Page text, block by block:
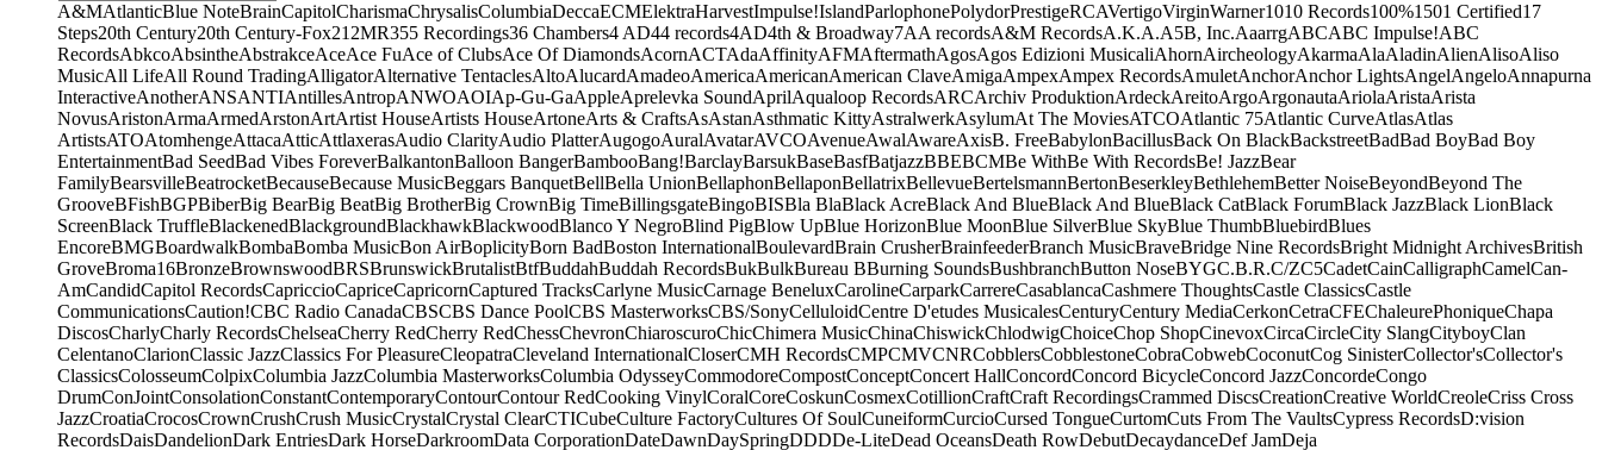
A&MAtlanticBlue NoteBrainCapitolCharismaChrysalisColumbiaDeccaECMElektraHarvestImpulse!IslandParlophonePolydorPrestigeRCAVertigoVirginWarner1010 Records100%1501 Certified17
Steps20th Century20th Century-Fox21 2MR355 Recordings36 Chambers4 AD44 records4AD4th & Broadway7AA recordsA&M RecordsA.K.A.A5B, Inc.AaarrgABCABC Impulse!ABC
RecordsAbkcoAbsintheAbstrakceAceAce FuAce of ClubsAce Of DiamondsAcornACTAdaAffinityAFMAftermathAgosAgos Edizioni MusicaliAhornAircheologyAkarmaAlaAladinAlienAlisoAliso
MusicAll LifeAll Round TradingAlligatorAlternative TentaclesAltoAlucardAmadeoAmericaAmericanAmerican ClaveAmigaAmpexAmpex RecordsAmuletAnchorAnchor LightsAngelAngeloAnnapurna
InteractiveAnotherANSANTIAntillesAntropANWOAOIAp-Gu-GaAppleAprelevka SoundAprilAqualoop RecordsARCArchiv ProduktionArdeckAreitoArgoArgonautaAriolaAristaArista
NovusAristonArmaArmedArstonArtArtist HouseArtists HouseArtoneArts & CraftsAsAstanAsthmatic KittyAstralwerkAsylumAt The MoviesATCOAtlantic 75Atlantic CurveAtlasAtlas
ArtistsATOAtomhengeAttacaAtticAttlaxerasAudio ClarityAudio PlatterAugogoAuralAvatarAVCOAvenueAwalAwareAxisB. FreeBabylonBacillusBack On BlackBackstreetBadBad BoyBad Boy
EntertainmentBad SeedBad Vibes ForeverBalkantonBalloon BangerBambooBang!BarclayBarsukBaseBasfBatjazzBBEBCMBe WithBe With RecordsBe! JazzBear
FamilyBearsvilleBeatrocketBecauseBecause MusicBeggars BanquetBellBella UnionBellaphonBellaponBellatrixBellevueBertelsmannBertonBeserkleyBethlehemBetter NoiseBeyondBeyond The
GrooveBFishBGPBiberBig BearBig BeatBig BrotherBig CrownBig TimeBillingsgateBingoBISBla BlaBlack AcreBlack And BlueBlack And BlueBlack CatBlack ForumBlack JazzBlack LionBlack
ScreenBlack TruffleBlackenedBlackgroundBlackhawkBlackwoodBlanco Y NegroBlind PigBlow UpBlue HorizonBlue MoonBlue SilverBlue SkyBlue ThumbBluebirdBlues
EncoreBMGBoardwalkBombaBomba MusicBon AirBoplicityBorn BadBoston InternationalBoulevardBrain CrusherBrainfeederBranch MusicBraveBridge Nine RecordsBright Midnight ArchivesBritish
GroveBroma16BronzeBrownswoodBRSBrunswickBrutalistBtfBuddahBuddah RecordsBukBulkBureau BBurning SoundsBushbranchButton NoseBYGC.B.R.C/ZC5CadetCainCalligraphCamelCan-
AmCandidCapitol RecordsCapriccioCapriceCapricornCaptured TracksCarlyne MusicCarnage BeneluxCarolineCarparkCarrereCasablancaCashmere ThoughtsCastle ClassicsCastle
CommunicationsCaution!CBC Radio CanadaCBSCBS Dance PoolCBS MasterworksCBS/SonyCelluloidCentre D'etudes MusicalesCenturyCentury MediaCerkonCetraCFEChaleurePhoniqueChapa
DiscosCharlyCharly RecordsChelseaCherry RedCherry RedChessChevronChiaroscuroChicChimera MusicChinaChiswickChlodwigChoiceChop ShopCinevoxCircaCircleCity SlangCityboyClan
CelentanoClarionClassic JazzClassics For PleasureCleopatraCleveland InternationalCloserCMH RecordsCMPCMVCNRCobblersCobblestoneCobraCobwebCoconutCog SinisterCollector'sCollector's
ClassicsColosseumColpixColumbia JazzColumbia MasterworksColumbia OdysseyCommodoreCompostConceptConcert HallConcordConcord BicycleConcord JazzConcordeCongo
DrumConJointConsolationConstantContemporaryContourContour RedCooking VinylCoralCoreCoskunCosmexCotillionCraftCraft RecordingsCrammed DiscsCreationCreative WorldCreoleCriss Cross
JazzCroatiaCrocosCrownCrushCrush MusicCrystalCrystal ClearCTICubeCulture FactoryCultures Of SoulCuneiformCurcioCursed TongueCurtomCuts From The VaultsCypress RecordsD:vision
RecordsDaisDandelionDark EntriesDark HorseDarkroomData CorporationDateDawnDaySpringDDDDe-LiteDead OceansDeath RowDebutDecaydanceDef JamDeja